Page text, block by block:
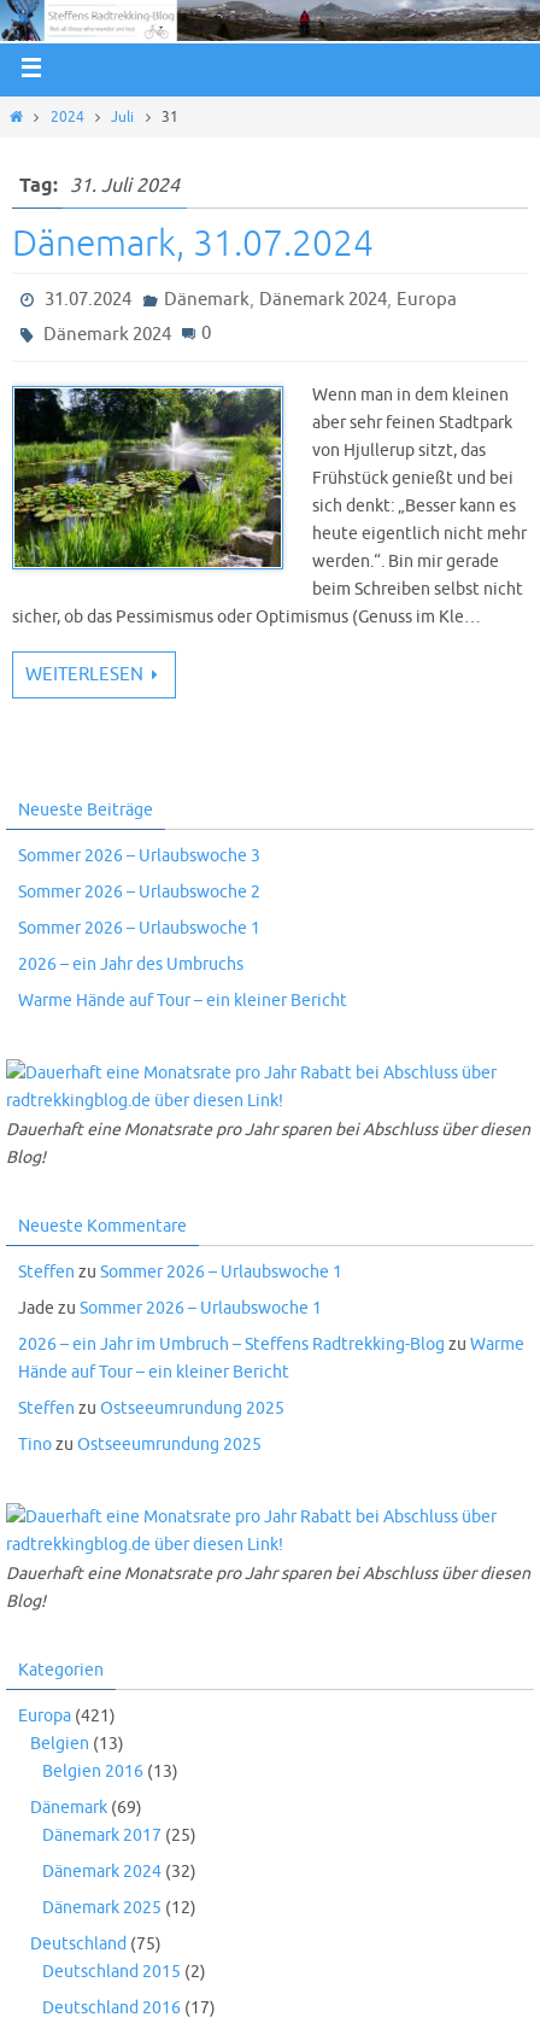
2024 Juli 31
Tag: 31. Juli 2024
Dänemark, 31.07.2024
31.07.2024 Dänemark, Dänemark 2024, Europa
Dänemark 2024
0
Wenn man in dem kleinen
aber sehr feinen Stadtpark
von Hjullerup sitzt, das
Frühstück genießt und bei
sich denkt: „Besser kann es
heute eigentlich nicht mehr
werden.“. Bin mir gerade
beim Schreiben selbst nicht
sicher, ob das Pessimismus oder Optimismus (Genuss im Kle…
WEITERLESEN
Neueste Beiträge
Sommer 2026 – Urlaubswoche 3
Sommer 2026 – Urlaubswoche 2
Sommer 2026 – Urlaubswoche 1
2026 – ein Jahr des Umbruchs
Warme Hände auf Tour – ein kleiner Bericht
Dauerhaft eine Monatsrate pro Jahr sparen bei Abschluss über diesen
Blog!
Neueste Kommentare
Steffen zu Sommer 2026 – Urlaubswoche 1
Jade zu Sommer 2026 – Urlaubswoche 1
2026 – ein Jahr im Umbruch – Steffens Radtrekking-Blog zu Warme
Hände auf Tour – ein kleiner Bericht
Steffen zu Ostseeumrundung 2025
Tinozu Ostseeumrundung 2025
Dauerhaft eine Monatsrate pro Jahr sparen bei Abschluss über diesen
Blog!
Kategorien
Europa (421)
Belgien (13)
Belgien 2016 (13)
Dänemark (69)
Dänemark 2017 (25)
Dänemark 2024 (32)
Dänemark 2025 (12)
Deutschland (75)
Deutschland 2015 (2)
Deutschland 2016 (17)